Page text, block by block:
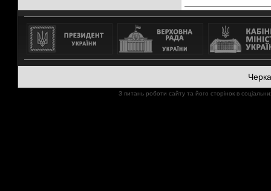
З питань роботи сайту та його сторінок в